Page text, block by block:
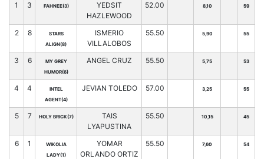
1
3 FAHNEE(3)
YEDSIT
HAZLEWOOD
52.00 8,10 59
2 8
STARS
ALIGN(8)
ISMERIO
VILLALOBOS
55.50 5,90 55
3 6
MY GREY
HUMOR(6)
ANGEL CRUZ 55.50 5,75 53
4 4
INTEL
AGENT(4)
JEVIAN TOLEDO 57.00 3,25 55
5 7 HOLY BRICK(7)
TAIS
LYAPUSTINA
55.50 10,15 45
6 1
WIKOLIA
LADY(1)
YOMAR
ORLANDO ORTIZ
55.50 7,60 54